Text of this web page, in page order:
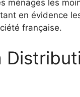
ménages les
en évidence
française.